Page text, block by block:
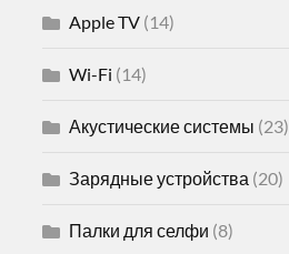
Apple TV (14)
Wi-Fi (14)
Акустические системы (23)
Зарядные устройства (20)
Палки для селфи (8)